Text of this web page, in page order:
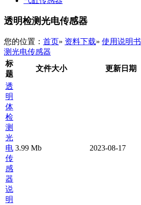
透明检测光电传感器
您的位置： 首页» 资料下载» 使用说明书
测光电传感器
标
题
文件大小 更新日期
透
明
体
检
测
光
电
传
感
器
说
明
3.99 Mb 2023-08-17